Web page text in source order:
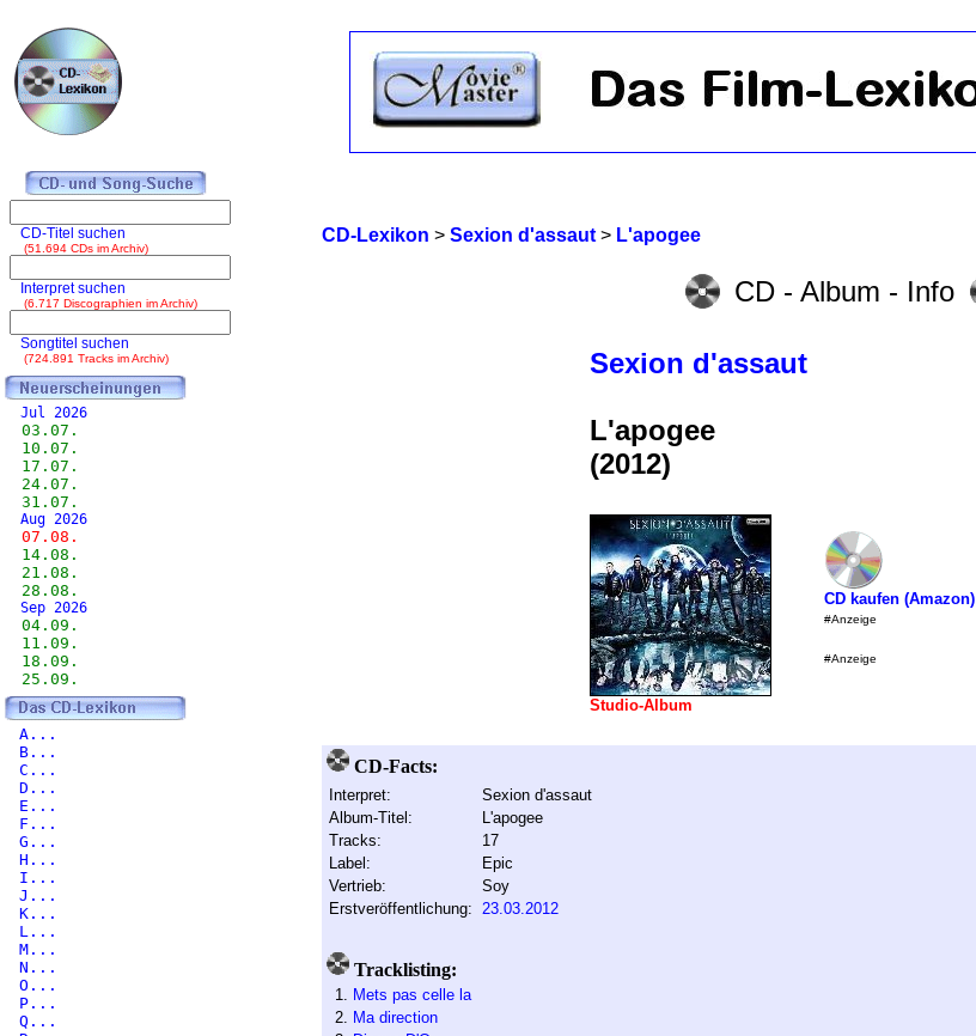
CD-Lexikon > Sexion d'assaut> L'apogee
CD - Album - Info
Sexion d'assaut
L'apogee
(2012)
Studio-Album
CD kaufen (Amazon)
#Anzeige
#Anzeige
CD-Facts:
Interpret:
Sexion d'assaut
Album-Titel:
L'apogee
Tracks:
17
Label:
Epic
Vertrieb:
Soy
Erstveröffentlichung: 23.03.2012
Tracklisting:
1. Mets pas celle la
2. Ma direction
CD-Titel suchen
(51.694 CDs im Archiv)
Interpret suchen
(6.717 Discographien im Archiv)
Songtitel suchen
(724.891 Tracks im Archiv)
Jul 2026
03.07.
10.07.
17.07.
24.07.
31.07.
Aug 2026
07.08.
14.08.
21.08.
28.08.
Sep 2026
04.09.
11.09.
18.09.
25.09.
A...
B...
C...
D...
E...
F...
G...
H...
I...
J...
K...
L...
M...
N...
O...
P...
Q...